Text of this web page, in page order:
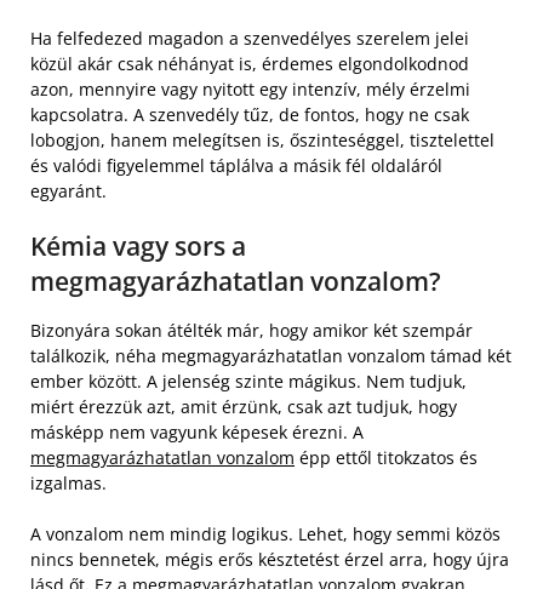
Ha felfedezed magadon a szenvedélyes szerelem jelei
közül akár csak néhányat is, érdemes elgondolkodnod
azon, mennyire vagy nyitott egy intenzív, mély érzelmi
kapcsolatra. A szenvedély tűz, de fontos, hogy ne csak
lobogjon, hanem melegítsen is, őszinteséggel, tisztelettel
és valódi figyelemmel táplálva a másik fél oldaláról
egyaránt.
Kémia vagy sors a
megmagyarázhatatlan vonzalom?
Bizonyára sokan átélték már, hogy amikor két szempár
találkozik, néha megmagyarázhatatlan vonzalom támad két
ember között. A jelenség szinte mágikus. Nem tudjuk,
miért érezzük azt, amit érzünk, csak azt tudjuk, hogy
másképp nem vagyunk képesek érezni. A
megmagyarázhatatlan vonzalom épp ettől titokzatos és
izgalmas.
A vonzalom nem mindig logikus. Lehet, hogy semmi közös
nincs bennetek, mégis erős késztetést érzel arra, hogy újra
lásd őt. Ez a megmagyarázhatatlan vonzalom gyakran